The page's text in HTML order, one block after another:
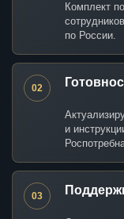
Комплект
по России.
02
и
03